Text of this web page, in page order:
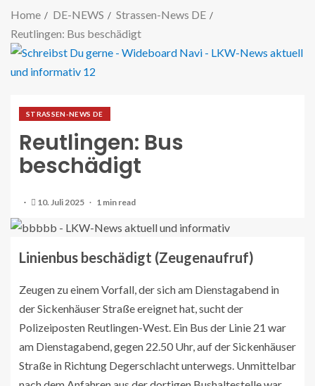
Home DE-NEWS
Strassen-News DE
Reutlingen: Bus beschädigt
STRASSEN-NEWS DE
Reutlingen: Bus
beschädigt
10. Juli 2025 1 min read
Linienbus beschädigt (Zeugenaufruf)
Zeugen zu einem Vorfall, der sich am Dienstagabend in
der Sickenhäuser Straße ereignet hat, sucht der
Polizeiposten Reutlingen-West. Ein Bus der Linie 21 war
am Dienstagabend, gegen 22.50 Uhr, auf der Sickenhäuser
Straße in Richtung Degerschlacht unterwegs. Unmittelbar